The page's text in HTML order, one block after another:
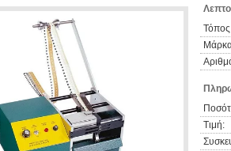
Τιμή: